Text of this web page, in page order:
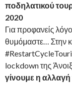
ποδηλατικού
2020
Για προφανείς
θυμόμαστε… Στην
lockdown της
γίνουμε η αλλαγή